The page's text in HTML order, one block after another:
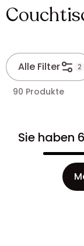
Alle Filter 2
90 Produkte
Sie haben